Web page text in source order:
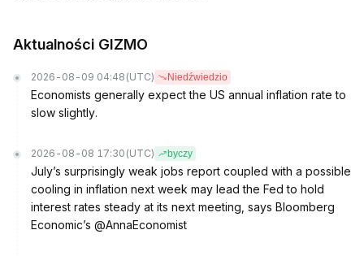
Aktualności GIZMO
2026-08-09 04:48 (UTC) Niedźwiedzio
Economists generally expect the US annual inflation rate to
slow slightly.
2026-08-08 17:30 (UTC) byczy
July’s surprisingly weak jobs report coupled with a possible
cooling in inflation next week may lead the Fed to hold
interest rates steady at its next meeting, says Bloomberg
Economic’s @AnnaEconomist